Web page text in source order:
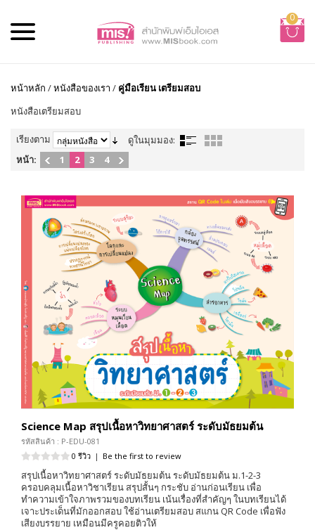
0
หน้าหลัก /หนังสือของเรา / คู่มือเรียน เตรียมสอบ
หนังสือเตรียมสอบ
เรียงตาม
ดูในมุมมอง:
หน้า:
1 2 3 4
Science Map สรุปเนื้อหาวิทยาศาสตร์ ระดับมัธยมต้น
รหัสสินค้า : P-EDU-081
0 รีวิว | Be the first to review
สรุปเนื้อหาวิทยาศาสตร์ ระดับมัธยมต้น ระดับมัธยมต้น ม.1-2-3
ครอบคลุมเนื้อหาวิชาเรียน สรุปสั้นๆ กระชับ อ่านก่อนเรียน เพื่อ
ทำความเข้าใจภาพรวมของบทเรียน เน้นเรื่องที่สำคัญๆ ในบทเรียนได้
เจาะประเด็นที่มักออกสอบ ใช้อ่านเตรียมสอบ สแกน QR Code เพื่อฟัง
เสียงบรรยาย เหมือนมีครูคอยติวให้